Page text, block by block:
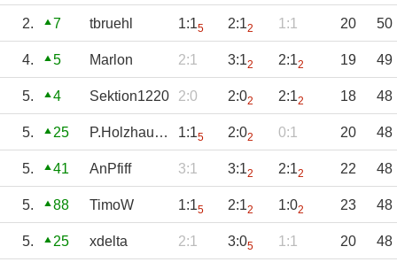
2. 7 tbruehl 1:15 2:12 1:1 20 50
4. 5 Marlon 2:1 3:12 2:12 19 49
5. 4 Sektion1220 2:0 2:02 2:12 18 48
5. 25 P.Holzhausen 1:15 2:02 0:1 20 48
5. 41 AnPfiff 3:1 3:12 2:12 22 48
5. 88 TimoW 1:15 2:12 1:02 23 48
5. 25 xdelta 2:1 3:05 1:1 20 48